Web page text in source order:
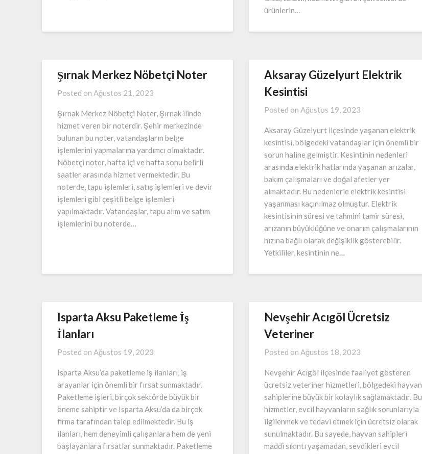
ürünlerin…
Şırnak Merkez Nöbetçi Noter
Posted on Ağustos 21, 2023
Şırnak Merkez Nöbetçi Noter, Şırnak ilinde
hizmet veren bir noterdir. Şehir merkezinde
bulunan bu noter, vatandaşların belge
işlemlerini yapmalarına yardımcı olmaktadır.
Nöbetçi noter, hafta içi ve hafta sonu belirli
saatler arasında hizmet vermektedir. Bu
noterde, tapu işlemleri, satış işlemleri ve devir
işlemleri gibi çeşitli belge işlemleri
yapılmaktadır. Vatandaşlar, tapu alım ve satım
işlemlerini bu noterde…
Aksaray Güzelyurt Elektrik
Kesintisi
Posted on Ağustos 19, 2023
Aksaray Güzelyurt ilçesinde yaşanan elektrik
kesintisi, bölgedeki vatandaşlar için önemli bir
sorun haline gelmiştir. Kesintinin nedenleri
arasında elektrik hatlarında yaşanan arızalar,
bakım çalışmaları ve doğal afetler yer
almaktadır. Bu nedenlerle elektrik kesintisi
yaşanması kaçınılmaz olmuştur. Elektrik
kesintisinin süresi ve tahmini tamir süresi,
arızanın büyüklüğüne ve onarım çalışmalarının
hızına bağlı olarak değişiklik gösterebilir.
Yetkililer, kesintinin ne…
Isparta Aksu Paketleme İş
İlanları
Posted on Ağustos 19, 2023
Isparta Aksu’da paketleme iş ilanları, iş
arayanlar için önemli bir fırsat sunmaktadır.
Paketleme işleri, birçok sektörde büyük bir
öneme sahiptir ve Isparta Aksu’da da birçok
firma tarafından talep edilmektedir. Bu iş
ilanları, hem deneyimli çalışanlara hem de yeni
başlayanlara fırsatlar sunmaktadır. Paketleme
Nevşehir Acıgöl Ücretsiz
Veteriner
Posted on Ağustos 18, 2023
Nevşehir Acıgöl ilçesinde faaliyet gösteren
ücretsiz veteriner hizmetleri, bölgedeki hayvan
sahiplerine büyük bir kolaylık sağlamaktadır. Bu
hizmetler, evcil hayvanların sağlık sorunlarıyla
ilgilenmek ve tedavi etmek için ücretsiz olarak
sunulmaktadır. Bu sayede, hayvan sahipleri
maddi sıkıntı yaşamadan, sevdikleri evcil